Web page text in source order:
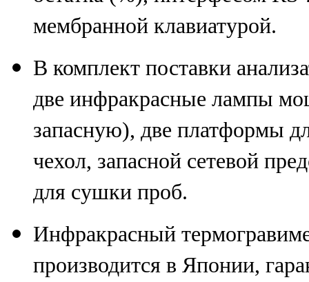
мембранной клавиатурой.
В комплект поставки
две инфракрасные лампы
запасную), две платформы
чехол, запасной сетевой
для сушки проб.
Инфракрасный
производится в Японии,